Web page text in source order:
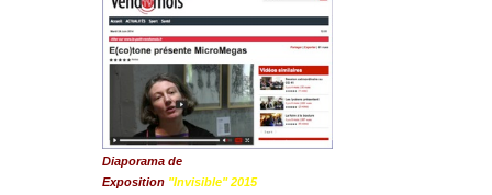
Diaporama de
Exposition "Invisible" 2015